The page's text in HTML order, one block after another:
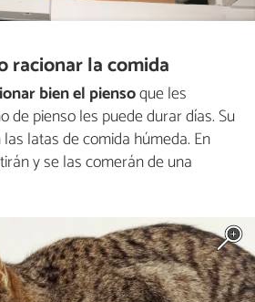
racionar la comida
bien el piensoque les
de pienso les puede durar días. Su
latas de comida húmeda. En
y se las comerán de una